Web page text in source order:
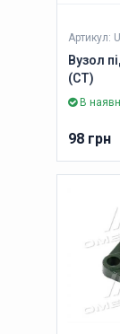
Артикул:
Вузол
(CT)
В
98 грн